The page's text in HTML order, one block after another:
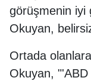
görüşmenin iyi
Okuyan,
Ortada
Okuyan,